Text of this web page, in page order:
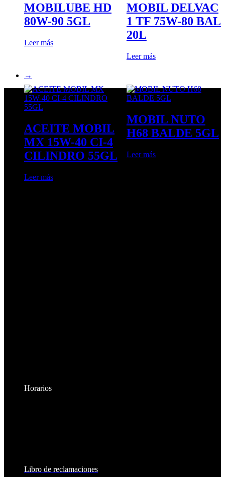
MOBILUBE HD
80W-90 5GL
Leer más
MOBIL DELVAC
1 TF 75W-80 BAL
20L
Leer más
ACEITE MOBIL
MX 15W-40 CI-4
CILINDRO 55GL
Leer más
MOBIL NUTO
H68 BALDE 5GL
Leer más
→
Horarios
Libro de reclamaciones